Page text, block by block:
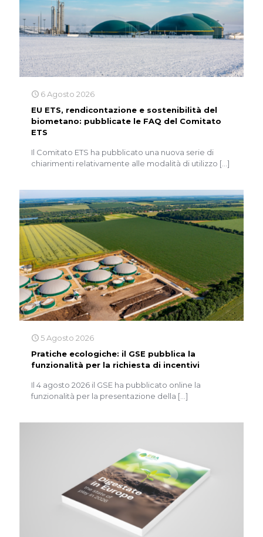
6 Agosto 2026
EU ETS, rendicontazione e sostenibilità del
biometano: pubblicate le FAQ del Comitato
ETS
Il Comitato ETS ha pubblicato una nuova serie di
chiarimenti relativamente alle modalità di utilizzo […]
5 Agosto 2026
Pratiche ecologiche: il GSE pubblica la
funzionalità per la richiesta di incentivi
Il 4 agosto 2026 il GSE ha pubblicato online la
funzionalità per la presentazione della […]